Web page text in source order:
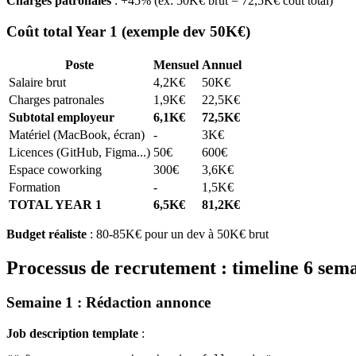
Coût total Year 1 (exemple dev 50K€)
Poste Mensuel Annuel
Salaire brut
4,2K€
50K€
Charges patronales
1,9K€
22,5K€
Subtotal employeur
6,1K€
72,5K€
Matériel (MacBook, écran)
-
3K€
Licences (GitHub, Figma...) 50€
600€
Espace coworking
300€
3,6K€
Formation
-
1,5K€
TOTAL YEAR 1
6,5K€ 81,2K€
Budget réaliste : 80-85K€ pour un dev à 50K€ brut
Processus de recrutement : timeline 6
Semaine 1 : Rédaction annonce
Job description template :